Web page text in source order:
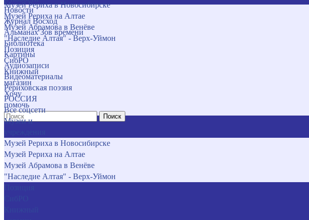
Музей Рериха в Новосибирске
Музей Рериха на Алтае
Музей Абрамова в Венёве
"Наследие Алтая" - Верх-Уймон
Позиция
СибРО
Книжный
магазин
Хочу
помочь
Поиск
Новости
Журнал Восход
Альманах Зов времени
Библиотека
Картины
Аудиозаписи
Видеоматериалы
Рериховская поэзия
РОССИЯ
Все соцсети
Музеи и
Музей Рериха в Новосибирске
Музей Рериха на Алтае
Музей Абрамова в Венёве
"Наследие Алтая" - Верх-Уймон